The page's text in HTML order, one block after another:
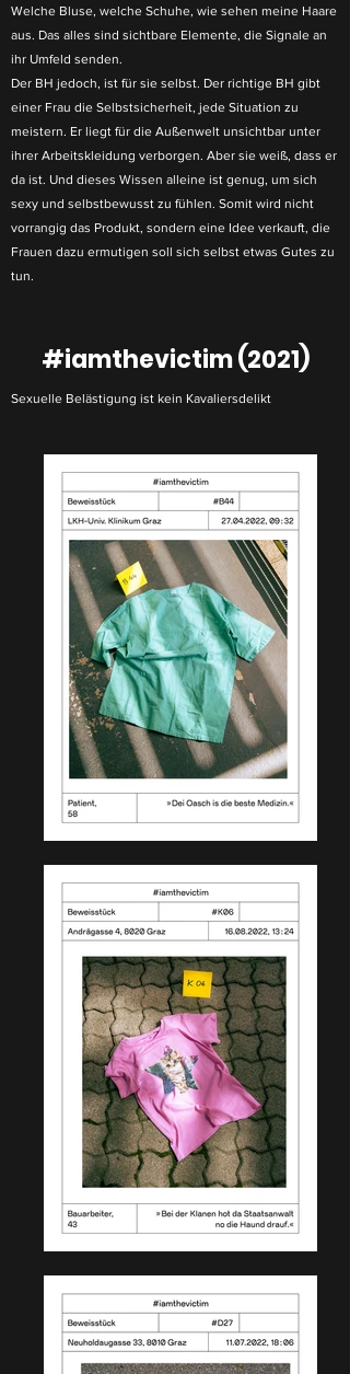
Welche Bluse, welche Schuhe, wie sehen meine Haare
aus. Das alles sind sichtbare Elemente, die Signale an
ihr Umfeld senden.
Der BH jedoch, ist für sie selbst. Der richtige BH gibt
einer Frau die Selbstsicherheit, jede Situation zu
meistern. Er liegt für die Außenwelt unsichtbar unter
ihrer Arbeitskleidung verborgen. Aber sie weiß, dass er
da ist. Und dieses Wissen alleine ist genug, um sich
sexy und selbstbewusst zu fühlen. Somit wird nicht
vorrangig das Produkt, sondern eine Idee verkauft, die
Frauen dazu ermutigen soll sich selbst etwas Gutes zu
tun.
#iamthevictim (2021)
Sexuelle Belästigung ist kein Kavaliersdelikt